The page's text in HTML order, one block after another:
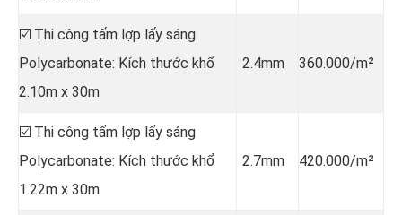
☑️ Thi công tấm lợp lấy sáng
Polycarbonate: Kích thước khổ
2.10m x 30m
2.4mm 360.000/m²
☑️ Thi công tấm lợp lấy sáng
Polycarbonate: Kích thước khổ
1.22m x 30m
2.7mm 420.000/m²